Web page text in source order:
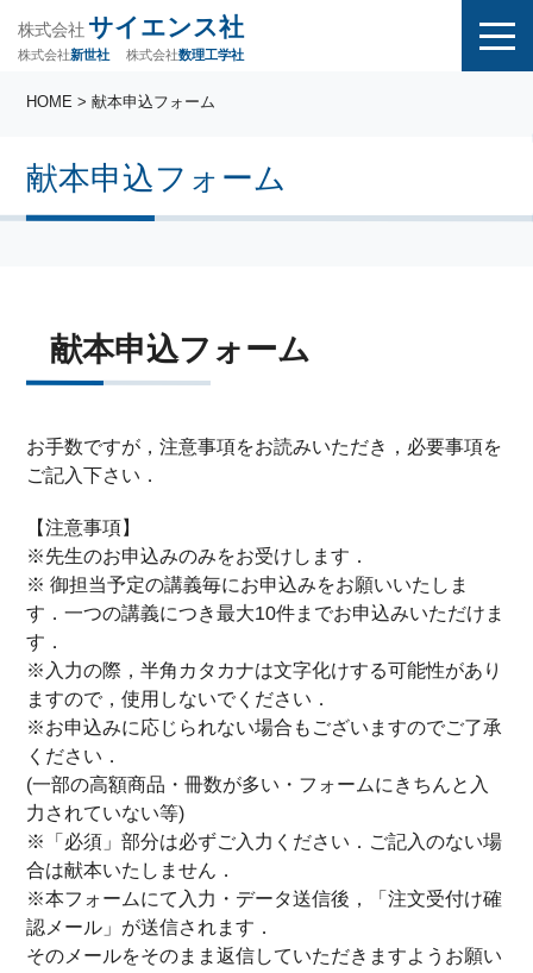
株式会社 サイエンス社
株式会社新世社 株式会社数理工学社
献本申込フォーム
HOME > 献本申込フォーム
献本申込フォーム
お手数ですが，注意事項をお読みいただき，必要事項を
ご記入下さい．
【注意事項】
※先生のお申込みのみをお受けします．
※ 御担当予定の講義毎にお申込みをお願いいたしま
す．一つの講義につき最大10件までお申込みいただけま
す．
※入力の際，半角カタカナは文字化けする可能性があり
ますので，使用しないでください．
※お申込みに応じられない場合もございますのでご了承
ください．
(一部の高額商品・冊数が多い・フォームにきちんと入
力されていない等)
※「必須」部分は必ずご入力ください．ご記入のない場
合は献本いたしません．
※本フォームにて入力・データ送信後，「注文受付け確
認メール」が送信されます．
そのメールをそのまま返信していただきますようお願い